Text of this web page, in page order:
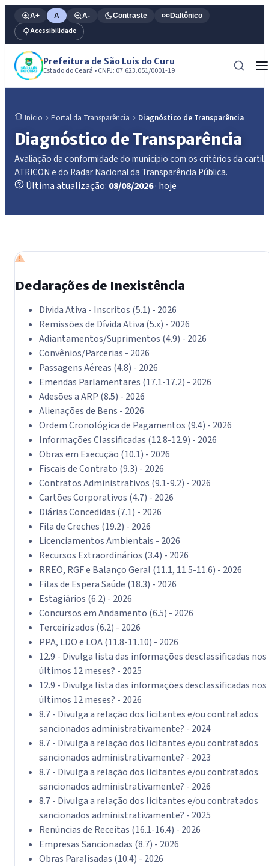
A+ A A- Contraste Daltônico
Acessibilidade
Prefeitura de São Luis do Curu
Estado do Ceará • CNPJ: 07.623.051/0001-19
Início Portal da Transparência Diagnóstico de Transparência
Diagnóstico de Transparência
Avaliação da conformidade do município com os critérios da
ATRICON e do Radar Nacional da Transparência Pública.
Última atualização: 08/08/2026· hoje
Declarações de Inexistência
Dívida Ativa - Inscritos (5.1) - 2026
Remissões de Dívida Ativa (5.x) - 2026
Adiantamentos/Suprimentos (4.9) - 2026
Convênios/Parcerias - 2026
Passagens Aéreas (4.8) - 2026
Emendas Parlamentares (17.1-17.2) - 2026
Adesões a ARP (8.5) - 2026
Alienações de Bens - 2026
Ordem Cronológica de Pagamentos (9.4) - 2026
Informações Classificadas (12.8-12.9) - 2026
Obras em Execução (10.1) - 2026
Fiscais de Contrato (9.3) - 2026
Contratos Administrativos (9.1-9.2) - 2026
Cartões Corporativos (4.7) - 2026
Diárias Concedidas (7.1) - 2026
Fila de Creches (19.2) - 2026
Licenciamentos Ambientais - 2026
Recursos Extraordinários (3.4) - 2026
RREO, RGF e Balanço Geral (11.1, 11.5-11.6) - 2026
Filas de Espera Saúde (18.3) - 2026
Estagiários (6.2) - 2026
Concursos em Andamento (6.5) - 2026
Terceirizados (6.2) - 2026
PPA, LDO e LOA (11.8-11.10) - 2026
12.9 - Divulga lista das informações desclassificadas nos
últimos 12 meses? - 2025
12.9 - Divulga lista das informações desclassificadas nos
últimos 12 meses? - 2026
8.7 - Divulga a relação dos licitantes e/ou contratados
sancionados administrativamente? - 2024
8.7 - Divulga a relação dos licitantes e/ou contratados
sancionados administrativamente? - 2023
8.7 - Divulga a relação dos licitantes e/ou contratados
sancionados administrativamente? - 2026
8.7 - Divulga a relação dos licitantes e/ou contratados
sancionados administrativamente? - 2025
Renúncias de Receitas (16.1-16.4) - 2026
Empresas Sancionadas (8.7) - 2026
Obras Paralisadas (10.4) - 2026